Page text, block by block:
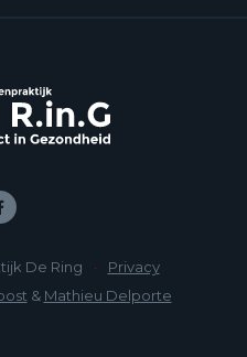
De Ring ·
Privacy
& Mathieu Delporte